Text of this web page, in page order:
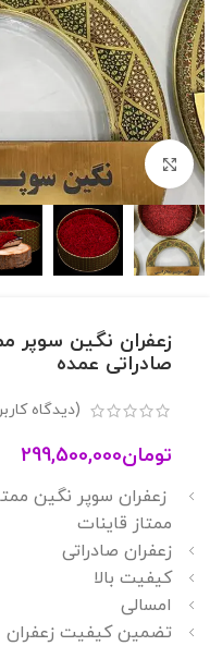
برای بزرگنمایی کلیک کنید
زعفران نگین سوپر
صادراتی عمده
(دیدگاه کاربر
تومان299,500,000
زعفران سوپر نگین
ممتاز قاینات
زعفران صادراتی
کیفیت بالا
امسالی
تضمین کیفیت زعفران